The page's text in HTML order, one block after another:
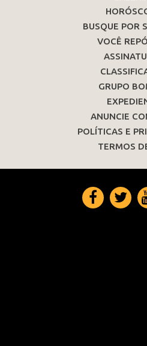
BUSQUE POR
VOCÊ
GRUPO
ANUNCIE
POLÍTICAS E
TERMOS